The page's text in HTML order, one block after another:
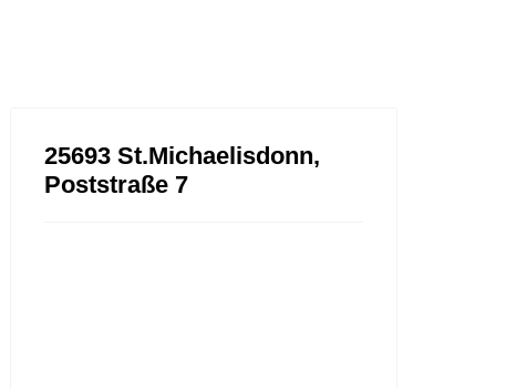
25693 St.Michaelisdonn,
Poststraße 7